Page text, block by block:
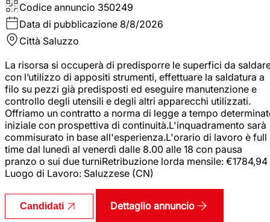
Codice annuncio 350249
Data di pubblicazione 8/8/2026
Città Saluzzo
La risorsa si occuperà di predisporre le superfici da
con l’utilizzo di appositi strumenti, effettuare la saldatura a
filo su pezzi già predisposti ed eseguire manutenzione e
controllo degli utensili e degli altri apparecchi utilizzati.
Offriamo un contratto a norma di legge a tempo
iniziale con prospettiva di continuità.L'inquadramento sarà
commisurato in base all'esperienza.L'orario di lavoro è full
time dal lunedì al venerdì dalle 8.00 alle 18 con pausa
pranzo o sui due turniRetribuzione lorda mensile: €1784,94
Luogo di Lavoro: Saluzzese (CN)
Candidati Dettaglio annuncio